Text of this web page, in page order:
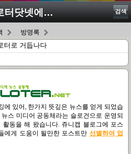
블로터닷넷에서 데스크블로터로 거듭나다 검색
방명록
터로 거듭나다
에 있어, 한가지 뜻깊은 뉴스를 얻게 되었습
스 미디어 공동체라는 슬로건으로 운영되
활동을 해 왔습니다. 쥬니캡 블로그에 포스
에게 도움이 될만한 포스트만 선별하여 업